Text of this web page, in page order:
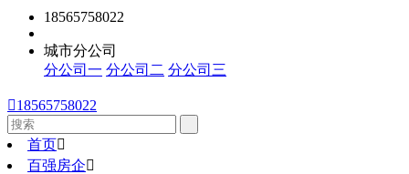
18565758022
城市分公司
分公司一 分公司二 分公司三
18565758022
首页
百强房企